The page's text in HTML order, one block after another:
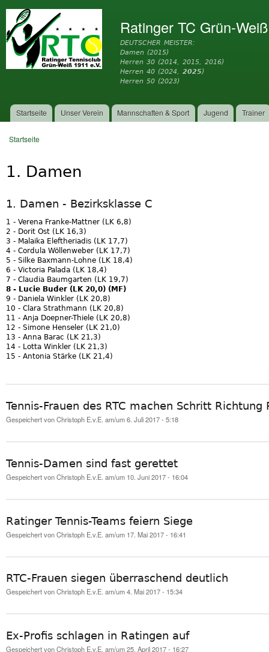
Ratinger TC Grün-
DEUTSCHER MEISTER:
Damen (2015)
Herren 30 (2014, 2015, 2016)
Herren 40 (2024,2025)
Herren 50 (2023)
Hauptmenü
Startseite Unser Verein Mannschaften & Sport Jugend Trainer
Startseite
1. Damen
1. Damen - Bezirksklasse C
1 - Verena Franke-Mattner (LK 6,8)
2 - Dorit Ost (LK 16,3)
3 - Malaika Eleftheriadis (LK 17,7)
4 - Cordula Wöllenweber (LK 17,7)
5 - Silke Baxmann-Lohne (LK 18,4)
6 - Victoria Palada (LK 18,4)
7 - Claudia Baumgarten (LK 19,7)
8 - Lucie Buder (LK 20,0) (MF)
9 - Daniela Winkler (LK 20,8)
10 - Clara Strathmann (LK 20,8)
11 - Anja Doepner-Thiele (LK 20,8)
12 - Simone Henseler (LK 21,0)
13 - Anna Barac (LK 21,3)
14 - Lotta Winkler (LK 21,3)
15 - Antonia Stärke (LK 21,4)
Tennis-Frauen des RTC machen Schritt Richtung
Gespeichert vonChristoph E.v.E. am/um 6. Juli 2017 - 5:18
Tennis-Damen sind fast gerettet
Gespeichert vonChristoph E.v.E. am/um 10. Juni 2017 - 16:04
Ratinger Tennis-Teams feiern Siege
Gespeichert vonChristoph E.v.E. am/um 17. Mai 2017 - 16:41
RTC-Frauen siegen überraschend deutlich
Gespeichert vonChristoph E.v.E. am/um 4. Mai 2017 - 15:34
Ex-Profis schlagen in Ratingen auf
Gespeichert vonChristoph E.v.E. am/um 25. April 2017 - 16:27